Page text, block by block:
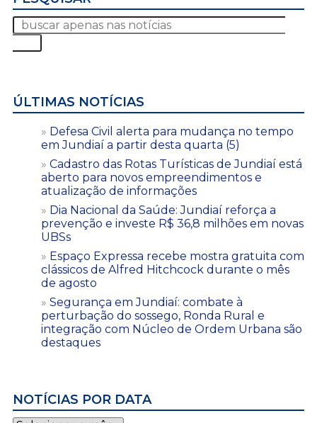
ÚLTIMAS NOTÍCIAS
Defesa Civil alerta para mudança no tempo
em Jundiaí a partir desta quarta (5)
Cadastro das Rotas Turísticas de Jundiaí está
aberto para novos empreendimentos e
atualização de informações
Dia Nacional da Saúde: Jundiaí reforça a
prevenção e investe R$ 36,8 milhões em novas
UBSs
Espaço Expressa recebe mostra gratuita com
clássicos de Alfred Hitchcock durante o mês
de agosto
Segurança em Jundiaí: combate à
perturbação do sossego, Ronda Rural e
integração com Núcleo de Ordem Urbana são
destaques
NOTÍCIAS POR DATA